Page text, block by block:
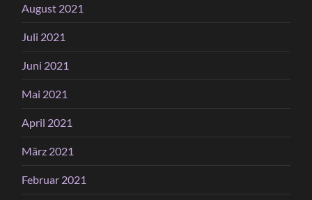
August 2021
Juli 2021
Juni 2021
Mai 2021
April 2021
März 2021
Februar 2021